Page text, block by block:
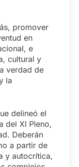
promover
en
e
cultural y
verdad de
la
delineó el
del XI Pleno,
Deberán
a partir de
y autocrítica,